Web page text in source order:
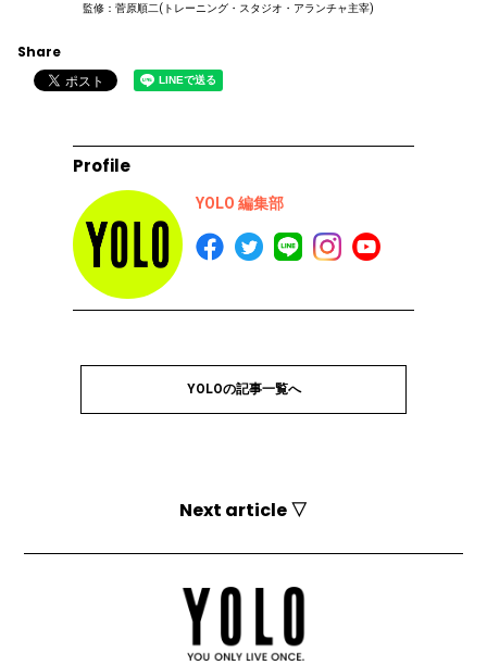
監修：菅原順二(トレーニング・スタジオ・アランチャ主宰)
Share
Profile
YOLO 編集部
YOLOの記事一覧へ
Next article ▽